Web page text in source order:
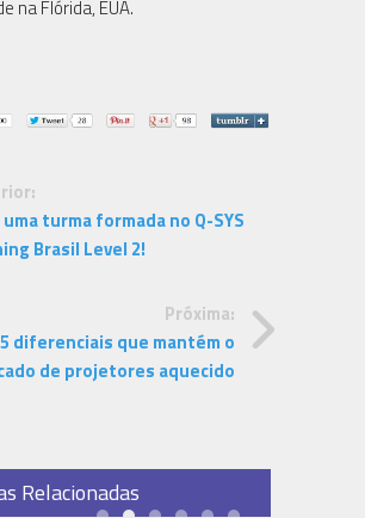
na Flórida, EUA.
turma formada no Q-SYS
Brasil Level 2!
Próxima:
5 diferenciais que mantém o
de projetores aquecido
Relacionadas